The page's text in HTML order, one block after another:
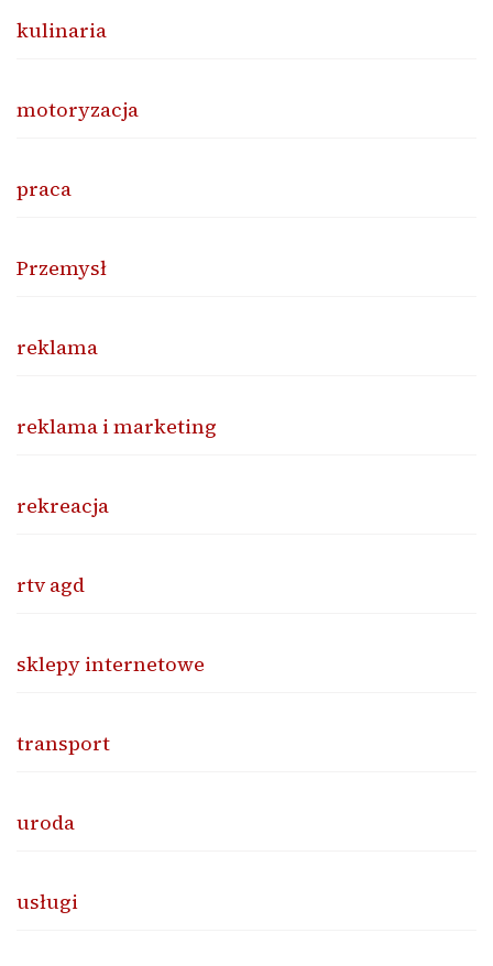
kulinaria
motoryzacja
praca
Przemysł
reklama
reklama i marketing
rekreacja
rtv agd
sklepy internetowe
transport
uroda
usługi